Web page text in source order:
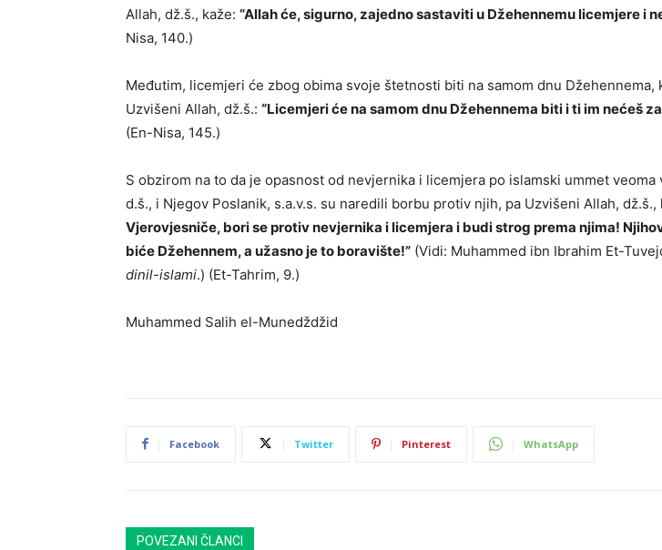
Allah, dž.š., kaže: “Allah će, sigurno, zajedno sastaviti u Džehennemu licemjere i
Nisa, 140.)
Međutim, licemjeri će zbog obima svoje štetnosti biti na samom dnu Džehennema,
Uzvišeni Allah, dž.š.: “Licemjeri će na samom dnu Džehennema biti i ti im nećeš
(En-Nisa, 145.)
S obzirom na to da je opasnost od nevjernika i licemjera po islamski ummet veoma
d.š., i Njegov Poslanik, s.a.v.s. su naredili borbu protiv njih, pa Uzvišeni Allah, dž.š.,
Vjerovjesniče, bori se protiv nevjernika i licemjera i budi strog prema njima!
biće Džehennem, a užasno je to boravište!” (Vidi: Muhammed ibn Ibrahim Et-
dinil-islami.) (Et-Tahrim, 9.)
Muhammed Salih el-Munedždžid
Facebook Twitter Pinterest WhatsApp
POVEZANI ČLANCI